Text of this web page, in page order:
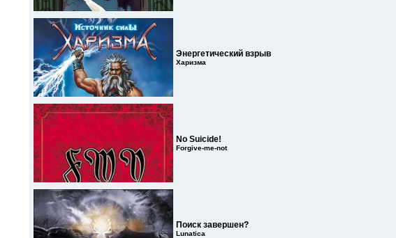
Энергетический взрыв
Харизма
No Suicide!
Forgive-me-not
Поиск завершен?
Lunatica